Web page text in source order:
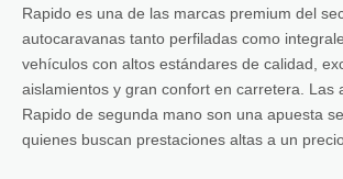
Rapido es una de las marcas premium del
autocaravanas tanto perfiladas como
vehículos con altos estándares de calidad,
aislamientos y gran confort en carretera. Las
Rapido de segunda mano son una apuesta
quienes buscan prestaciones altas a un